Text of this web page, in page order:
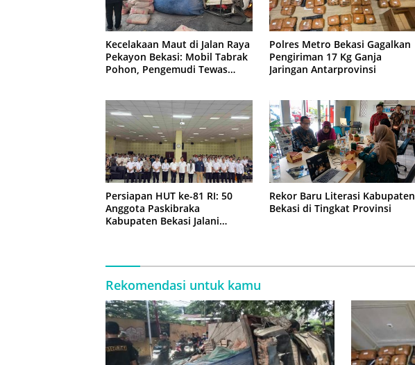
Kecelakaan Maut di Jalan Raya
Pekayon Bekasi: Mobil Tabrak
Pohon, Pengemudi Tewas
Polres Metro Bekasi Gagalkan
Pengiriman 17 Kg Ganja
Jaringan Antarprovinsi
Persiapan HUT ke-81 RI: 50
Anggota Paskibraka
Kabupaten Bekasi Jalani
Rekor Baru Literasi Kabupaten
Bekasi di Tingkat Provinsi
Rekomendasi untuk kamu